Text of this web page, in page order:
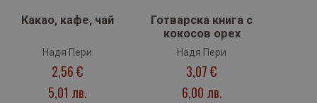
Какао, кафе, чай
Надя Пери
2,56 €
5,01 лв.
Готварска книга с
кокосов орех
Надя Пери
3,07 €
6,00 лв.